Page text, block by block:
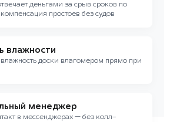
деньгами за срыв сроков по
простоев без судов
влажности
доски влагомером прямо при
менеджер
в мессенджерах — без колл-